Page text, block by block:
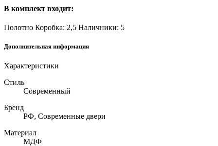
В комплект входит:
Полотно Коробка: 2,5 Наличники: 5
Дополнительная информация
Характеристики
Стиль
Современный
Бренд
РФ, Современные двери
Материал
МДФ